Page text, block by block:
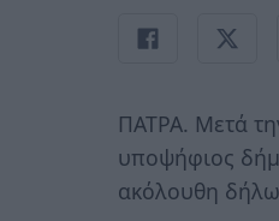
ΠΑΤΡΑ. Μετά
υποψήφιος
ακόλουθη